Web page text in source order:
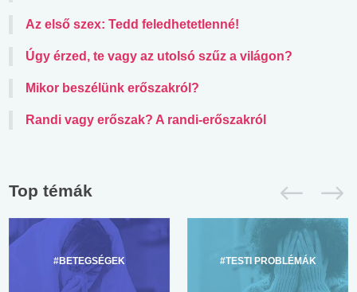
Az első szex: Tedd feledhetetlenné!
Úgy érzed, te vagy az utolsó szűz a világon?
Mikor beszélünk erőszakról?
Randi vagy erőszak? A randi-erőszakról
Top témák
#BETEGSÉGEK #TESTI PROBLÉMÁK